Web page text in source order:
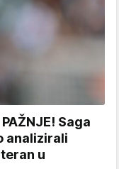
Saga
analizirali
u